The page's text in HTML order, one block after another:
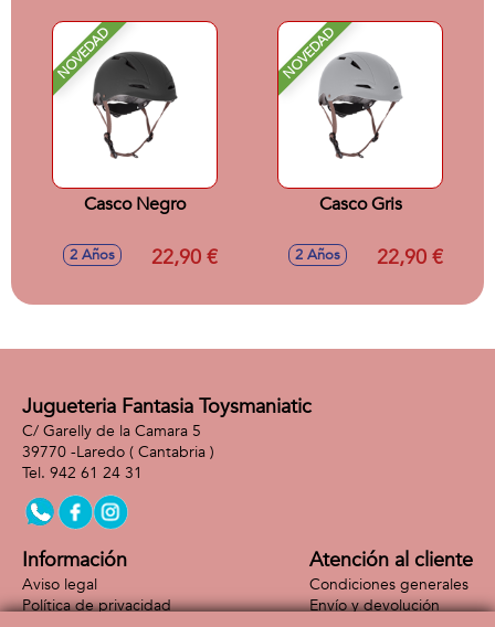
NOVEDAD
Casco Negro
2 Años 22,90 €
NOVEDAD
Casco Gris
2 Años 22,90 €
Jugueteria Fantasia Toysmaniatic
C/ Garelly de la Camara 5
39770 -Laredo ( Cantabria )
942 61 24 31
Información
Aviso legal
Política de privacidad
Atención al cliente
Condiciones generales
Envío y devolución